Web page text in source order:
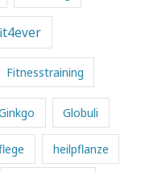
Fitnesstraining
Globuli
heilpflanze